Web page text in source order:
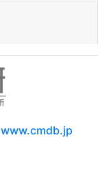
www.cmdb.jp